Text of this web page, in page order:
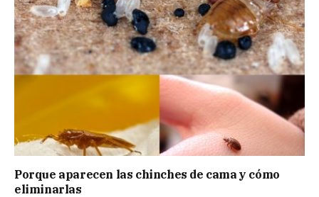
Porque aparecen las chinches de cama y cómo
eliminarlas